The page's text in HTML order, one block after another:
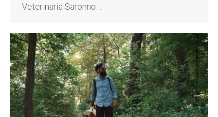
Veterinaria Saronno…